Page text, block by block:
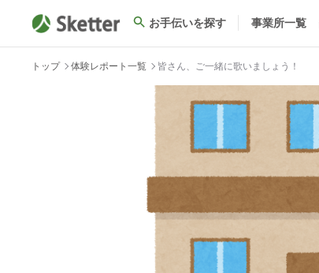
お手伝いを探す 事業所一覧
トップ 体験レポート一覧 皆さん、ご一緒に歌いましょう！